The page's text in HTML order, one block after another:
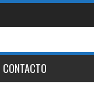
CONTACTO